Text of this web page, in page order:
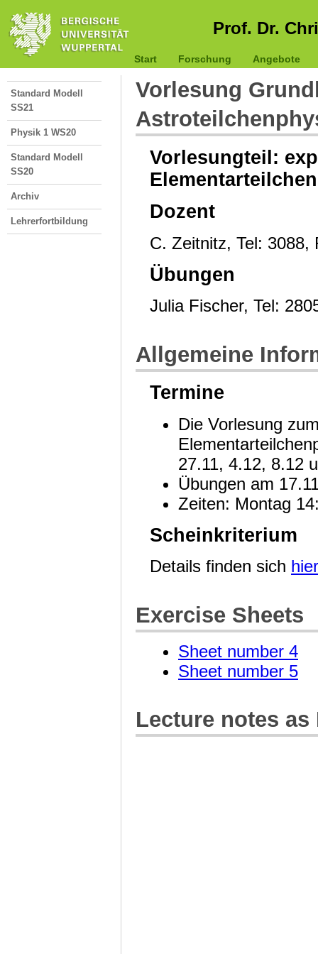
Prof. Dr.
Start Forschung Angebote
Standard Modell
SS21
Physik 1 WS20
Standard Modell
SS20
Archiv
Lehrerfortbildung
Vorlesung
Vorlesungteil:
Dozent
C. Zeitnitz, Tel:
Übungen
Julia Fischer, Tel:
Allgemeine
Termine
Die Vorlesung
27.11, 4.12, 8.12
Übungen am
Zeiten: Montag
Scheinkriterium
Details finden sich hier
Exercise Sheets
Sheet number 4
Sheet number 5
Lecture notes as